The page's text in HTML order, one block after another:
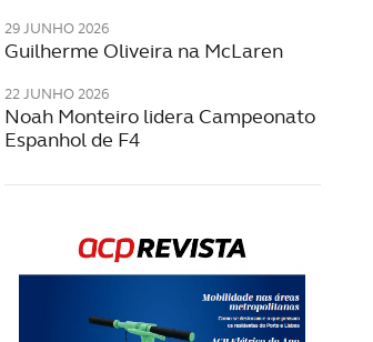
29 JUNHO 2026
Guilherme Oliveira na McLaren
22 JUNHO 2026
Noah Monteiro lidera Campeonato
Espanhol de F4